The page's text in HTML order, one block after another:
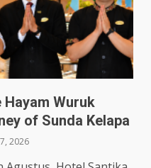
Wuruk
of Sunda Kelapa
2026